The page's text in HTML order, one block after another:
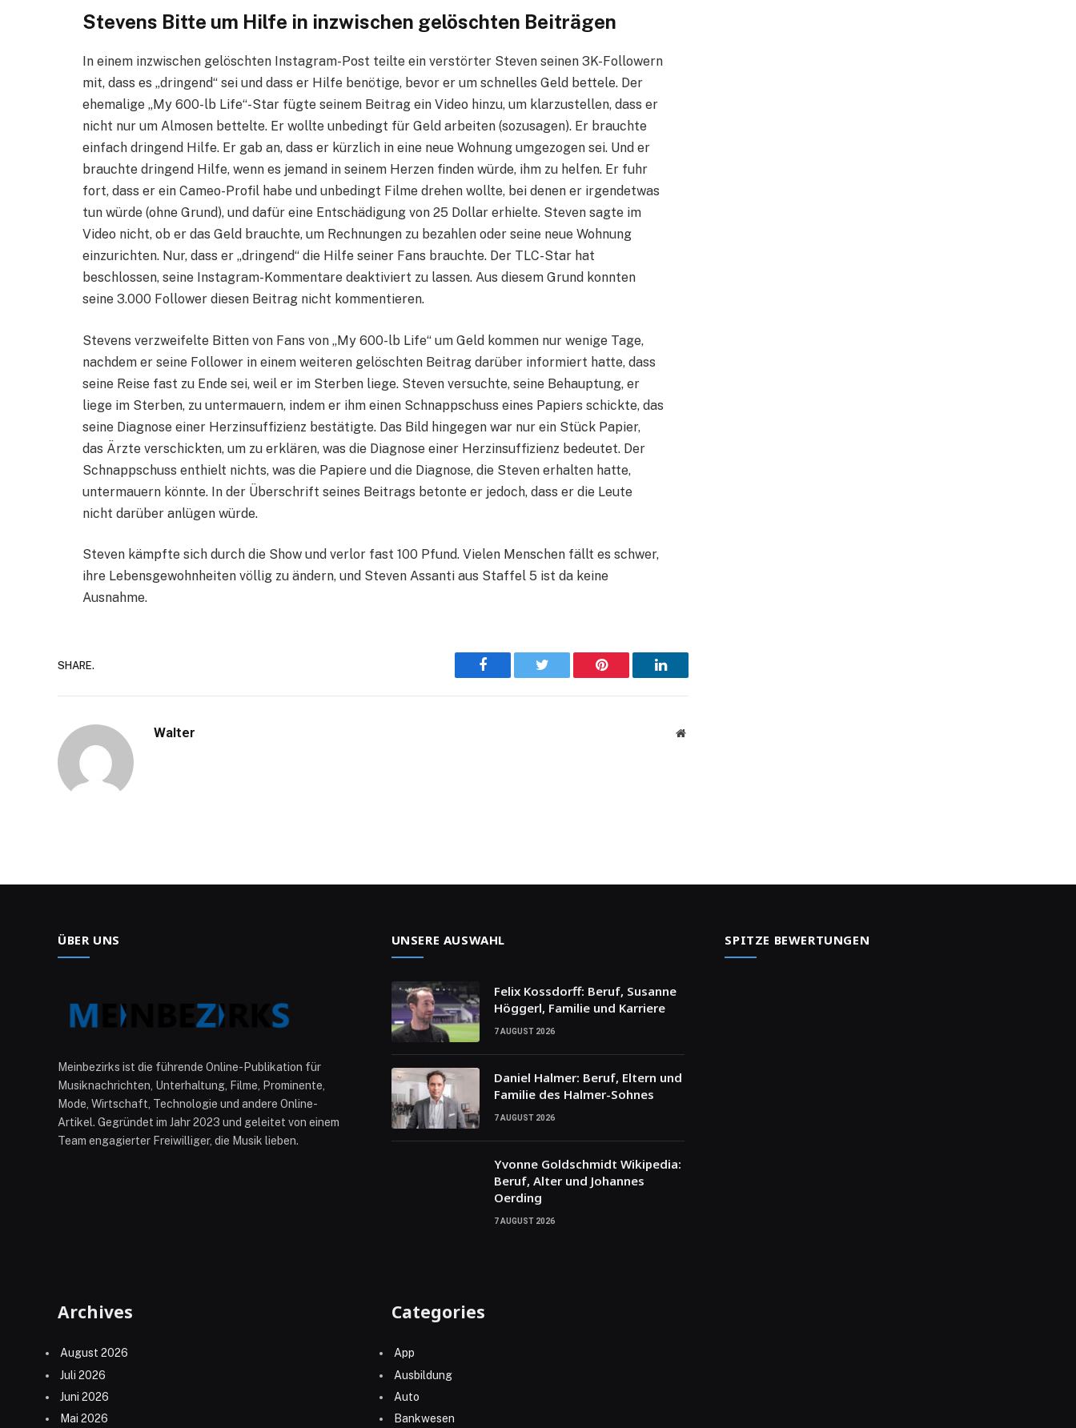
Stevens Bitte um Hilfe in inzwischen gelöschten Beiträgen
In einem inzwischen gelöschten Instagram-Post teilte ein verstörter Steven seinen 3K-Followern
mit, dass es „dringend“ sei und dass er Hilfe benötige, bevor er um schnelles Geld bettele. Der
ehemalige „My 600-lb Life“-Star fügte seinem Beitrag ein Video hinzu, um klarzustellen, dass er
nicht nur um Almosen bettelte. Er wollte unbedingt für Geld arbeiten (sozusagen). Er brauchte
einfach dringend Hilfe. Er gab an, dass er kürzlich in eine neue Wohnung umgezogen sei. Und er
brauchte dringend Hilfe, wenn es jemand in seinem Herzen finden würde, ihm zu helfen. Er fuhr
fort, dass er ein Cameo-Profil habe und unbedingt Filme drehen wollte, bei denen er irgendetwas
tun würde (ohne Grund), und dafür eine Entschädigung von 25 Dollar erhielte. Steven sagte im
Video nicht, ob er das Geld brauchte, um Rechnungen zu bezahlen oder seine neue Wohnung
einzurichten. Nur, dass er „dringend“ die Hilfe seiner Fans brauchte. Der TLC-Star hat
beschlossen, seine Instagram-Kommentare deaktiviert zu lassen. Aus diesem Grund konnten
seine 3.000 Follower diesen Beitrag nicht kommentieren.
Stevens verzweifelte Bitten von Fans von „My 600-lb Life“ um Geld kommen nur wenige Tage,
nachdem er seine Follower in einem weiteren gelöschten Beitrag darüber informiert hatte, dass
seine Reise fast zu Ende sei, weil er im Sterben liege. Steven versuchte, seine Behauptung, er
liege im Sterben, zu untermauern, indem er ihm einen Schnappschuss eines Papiers schickte, das
seine Diagnose einer Herzinsuffizienz bestätigte. Das Bild hingegen war nur ein Stück Papier,
das Ärzte verschickten, um zu erklären, was die Diagnose einer Herzinsuffizienz bedeutet. Der
Schnappschuss enthielt nichts, was die Papiere und die Diagnose, die Steven erhalten hatte,
untermauern könnte. In der Überschrift seines Beitrags betonte er jedoch, dass er die Leute
nicht darüber anlügen würde.
Steven kämpfte sich durch die Show und verlor fast 100 Pfund. Vielen Menschen fällt es schwer,
ihre Lebensgewohnheiten völlig zu ändern, und Steven Assanti aus Staffel 5 ist da keine
Ausnahme.
SHARE.
Facebook Twitter Pinterest LinkedIn
Walter Website
ÜBER UNS
Meinbezirks ist die führende Online-Publikation für
Musiknachrichten, Unterhaltung, Filme, Prominente,
Mode, Wirtschaft, Technologie und andere Online-
Artikel. Gegründet im Jahr 2023 und geleitet von einem
Team engagierter Freiwilliger, die Musik lieben.
UNSERE AUSWAHL
Felix Kossdorff: Beruf, Susanne
Höggerl, Familie und Karriere
7 AUGUST 2026
Daniel Halmer: Beruf, Eltern und
Familie des Halmer-Sohnes
7 AUGUST 2026
Yvonne Goldschmidt Wikipedia:
Beruf, Alter und Johannes
Oerding
7 AUGUST 2026
SPITZE BEWERTUNGEN
Archives
August 2026
Juli 2026
Juni 2026
Mai 2026
Categories
App
Ausbildung
Auto
Bankwesen